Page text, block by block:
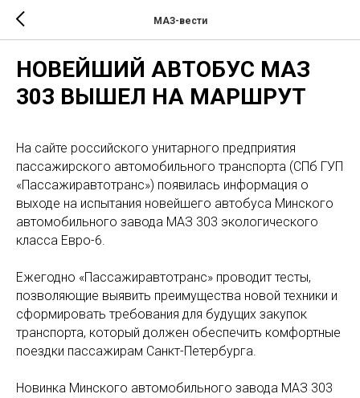
МАЗ-вести
НОВЕЙШИЙ АВТОБУС МАЗ
303 ВЫШЕЛ НА МАРШРУТ
На сайте российского унитарного предприятия
пассажирского автомобильного транспорта (СПб ГУП
«Пассажиравтотранс») появилась информация о
выходе на испытания новейшего автобуса Минского
автомобильного завода МАЗ 303 экологического
класса Евро-6.
Ежегодно «Пассажиравтотранс» проводит тесты,
позволяющие выявить преимущества новой техники и
сформировать требования для будущих закупок
транспорта, который должен обеспечить комфортные
поездки пассажирам Санкт-Петербурга.
Новинка Минского автомобильного завода МАЗ 303